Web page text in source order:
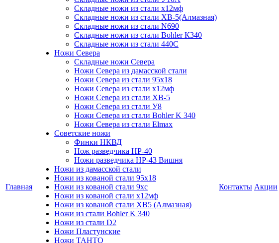
Главная
Складные ножи из стали х12мф
Складные ножи из стали ХВ-5(Алмазная)
Складные ножи из стали N690
Складные ножи из стали Bohler К340
Складные ножи из стали 440С
Ножи Севера
Складные ножи Севера
Ножи Севера из дамасской стали
Ножи Севера из стали 95х18
Ножи Севера из стали х12мф
Ножи Севера из стали ХВ-5
Ножи Севера из стали У8
Ножи Севера из стали Bohler K 340
Ножи Севера из стали Elmax
Советские ножи
Финки НКВД
Нож разведчика НР-40
Ножи разведчика НР-43 Вишня
Ножи из дамасской стали
Ножи из кованой стали 95х18
Ножи из кованой стали 9хс
Ножи из кованой стали х12мф
Ножи из кованой стали ХВ5 (Алмазная)
Ножи из стали Bohler K 340
Ножи из стали D2
Ножи Пластунские
Ножи ТАНТО
Контакты Акции